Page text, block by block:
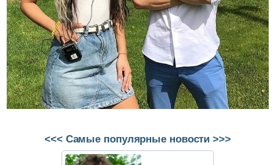
<<< Самые популярные новости >>>